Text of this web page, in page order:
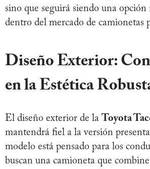
sino que seguirá siendo una
dentro del mercado de camionetas
Diseño Exterior:
en la Estética
El diseño exterior de la Toyota
mantendrá fiel a la versión
modelo está pensado para los
buscan una camioneta que